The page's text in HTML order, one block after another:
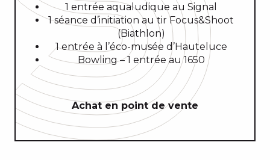
1 entrée aqualudique au Signal
1 séance d’initiation au tir Focus&Shoot
(Biathlon)
1 entrée à l’éco-musée d’Hauteluce
Bowling – 1 entrée au 1650
Achat en point de vente